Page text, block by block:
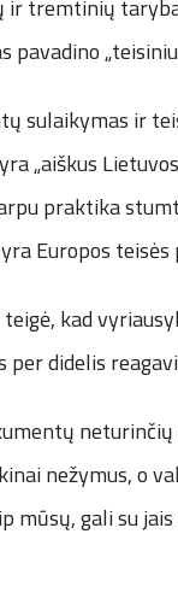
ir tremtinių taryba
pavadino
sulaikymas ir
„aiškus
praktika
Europos teisės
kad
per didelis
nežymus, o
mūsų, gali su